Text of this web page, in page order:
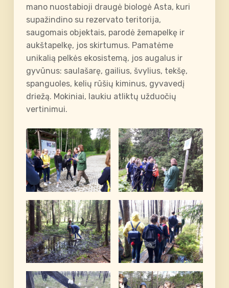
mano nuostabioji draugė biologė Asta, kuri
supažindino su rezervato teritorija,
saugomais objektais, parodė žemapelkę ir
aukštapelkę, jos skirtumus. Pamatėme
unikalią pelkės ekosistemą, jos augalus ir
gyvūnus: saulašarę, gailius, švylius, tekšę,
spanguoles, kelių rūšių kiminus, gyvavedį
driežą. Mokiniai, laukiu atliktų užduočių
vertinimui.